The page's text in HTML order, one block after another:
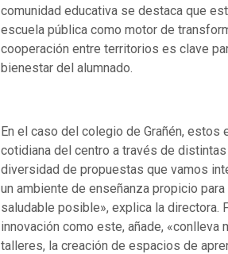
comunidad educativa se destaca que
escuela pública como motor de
cooperación entre territorios es clave
bienestar del alumnado.
En el caso del colegio de Grañén, estos
cotidiana del centro a través de
diversidad de propuestas que vamos
un ambiente de enseñanza propicio
saludable posible», explica la directora.
innovación como este, añade,
talleres, la creación de espacios de